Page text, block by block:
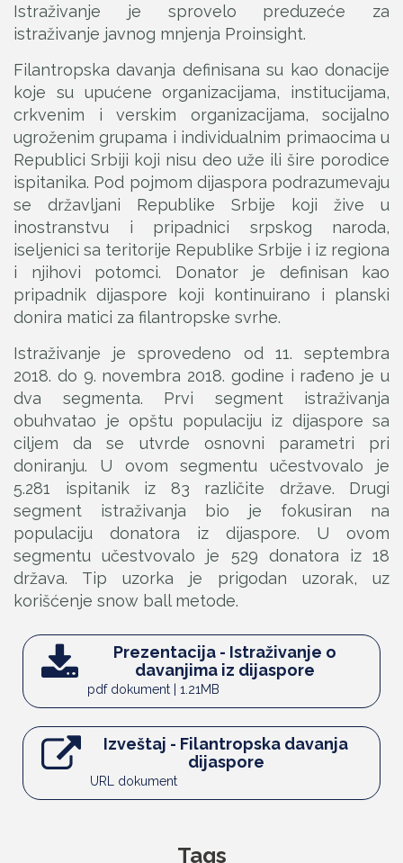
Istraživanje je sprovelo preduzeće za
istraživanje javnog mnjenja Proinsight.
Filantropska davanja definisana su kao donacije
koje su upućene organizacijama, institucijama,
crkvenim i verskim organizacijama, socijalno
ugroženim grupama i individualnim primaocima u
Republici Srbiji koji nisu deo uže ili šire porodice
ispitanika. Pod pojmom dijaspora podrazumevaju
se državljani Republike Srbije koji žive u
inostranstvu i pripadnici srpskog naroda,
iseljenici sa teritorije Republike Srbije i iz regiona
i njihovi potomci. Donator je definisan kao
pripadnik dijaspore koji kontinuirano i planski
donira matici za filantropske svrhe.
Istraživanje je sprovedeno od 11. septembra
2018. do 9. novembra 2018. godine i rađeno je u
dva segmenta. Prvi segment istraživanja
obuhvatao je opštu populaciju iz dijaspore sa
ciljem da se utvrde osnovni parametri pri
doniranju. U ovom segmentu učestvovalo je
5.281 ispitanik iz 83 različite države. Drugi
segment istraživanja bio je fokusiran na
populaciju donatora iz dijaspore. U ovom
segmentu učestvovalo je 529 donatora iz 18
država. Tip uzorka je prigodan uzorak, uz
korišćenje snow ball metode.
Prezentacija - Istraživanje o
davanjima iz dijaspore
pdf dokument | 1.21MB
Izveštaj - Filantropska davanja
dijaspore
URL dokument
Tags